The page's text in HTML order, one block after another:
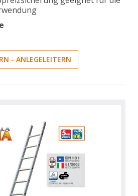
- ANLEGELEITERN